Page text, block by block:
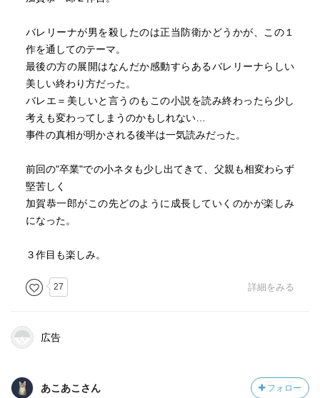
高校2年で松本清張らの推理小説に出会い創作を開始。
大学では大阪府立大学工学部電気工学科に在籍し、アーチ
ェリー部の主将を務めました。
この経験はデビュー作『放課後』にも活かされています。
会社員として働きながら執筆を続け、乱歩賞受賞を機に専
業作家へ。
験。
転機となったのは1998年の『秘密』で、ここから一気に国
民的作家へと躍進しました。
東野作品は大きく3つの系統に分かれます。
1. 本格ミステリー系
論理的で緻密なトリックが魅力。湯川学（福山雅治）がド
2. 人間ドラマ系
バレリーナが男を殺したのは正当防衛かどうかが、この１
作を通してのテーマ。
最後の方の展開はなんだか感動すらあるバレリーナらしい
美しい終わり方だった。
バレエ＝美しいと言うのもこの小説を読み終わったら少し
考えも変わってしまうのかもしれない…
事件の真相が明かされる後半は一気読みだった。
前回の"卒業"での小ネタも少し出てきて、父親も相変わらず
堅苦しく
加賀恭一郎がこの先どのように成長していくのかが楽しみ
になった。
３作目も楽しみ。
27 詳細をみる
広告
あこあこさん フォロー